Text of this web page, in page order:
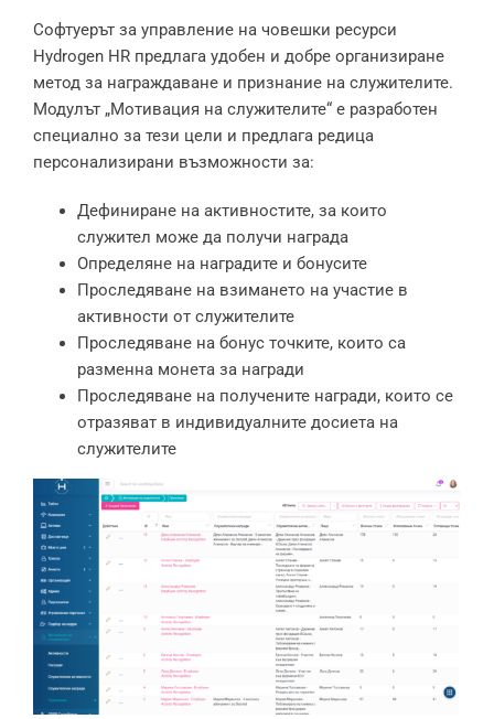
Софтуерът за управление на човешки ресурси
Hydrogen HR предлага удобен и добре организиране
метод за награждаване и признание на служителите.
Модулът „Мотивация на служителите“ е разработен
специално за тези цели и предлага редица
персонализирани възможности за:
Дефиниране на активностите, за които
служител може да получи награда
Определяне на наградите и бонусите
Проследяване на взимането на участие в
активности от служителите
Проследяване на бонус точките, които са
разменна монета за награди
Проследяване на получените награди, които се
отразяват в индивидуалните досиета на
служителите